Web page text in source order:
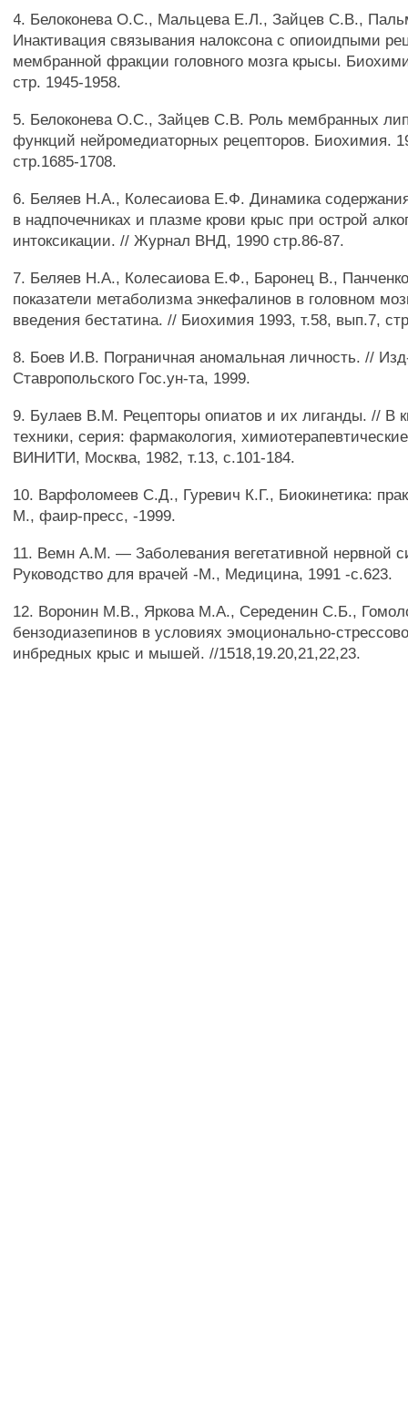
4. Белоконева О.С., Мальцева Е.Л., Зайцев С.В.,
Инактивация связывания налоксона с опиоидпыми
мембранной фракции головного мозга крысы.
стр. 1945-1958.
5. Белоконева О.С., Зайцев С.В. Роль мембранных
функций нейромедиаторных рецепторов. Биохимия.
стр.1685-1708.
6. Беляев Н.А., Колесаиова Е.Ф. Динамика
в надпочечниках и плазме крови крыс при острой
интоксикации. // Журнал ВНД, 1990 стр.86-87.
7. Беляев Н.А., Колесаиова Е.Ф., Баронец В.,
показатели метаболизма энкефалинов в головном
введения бестатина. // Биохимия 1993, т.58, вып.7,
8. Боев И.В. Пограничная аномальная личность. //
Ставропольского Гос.ун-та, 1999.
9. Булаев В.М. Рецепторы опиатов и их лиганды. // В
техники, серия: фармакология,
ВИНИТИ, Москва, 1982, т.13, с.101-184.
10. Варфоломеев С.Д., Гуревич К.Г., Биокинетика:
М., фаир-пресс, -1999.
11. Вемн A.M. — Заболевания вегетативной нервной
Руководство для врачей -М., Медицина, 1991 -с.623.
12. Воронин М.В., Яркова М.А., Середенин С.Б.,
бензодиазепинов в условиях эмоционально-
инбредных крыс и мышей. //1518,19.20,21,22,23.